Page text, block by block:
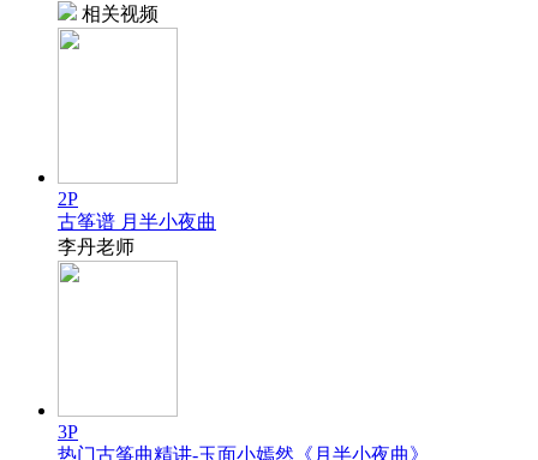
相关视频
2P
古筝谱 月半小夜曲
李丹老师
3P
热门古筝曲精讲-玉面小嫣然《月半小夜曲》